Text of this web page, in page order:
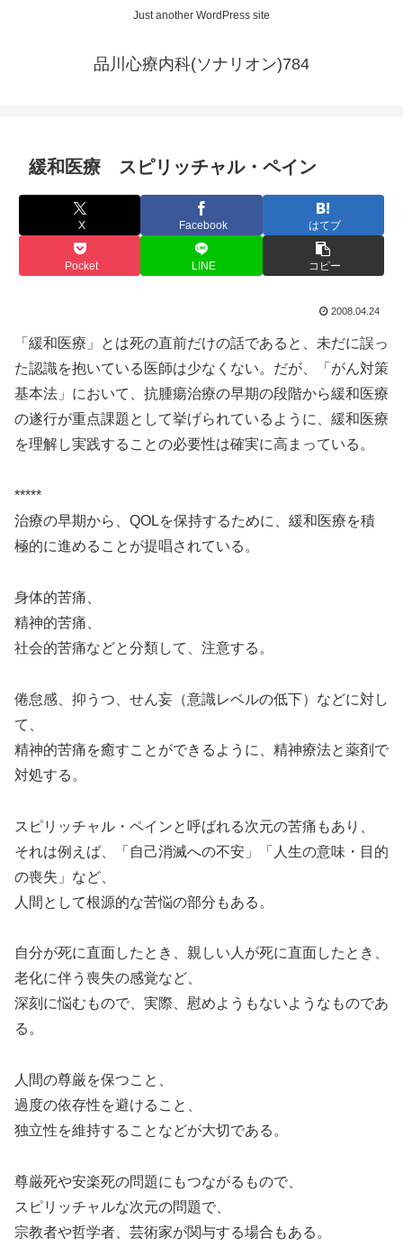
Just another WordPress site
品川心療内科(ソナリオン)784
緩和医療 スピリッチャル・ペイン
X Facebook はてブ
Pocket LINE コピー
2008.04.24
「緩和医療」とは死の直前だけの話であると、未だに誤っ
た認識を抱いている医師は少なくない。だが、「がん対策
基本法」において、抗腫瘍治療の早期の段階から緩和医療
の遂行が重点課題として挙げられているように、緩和医療
を理解し実践することの必要性は確実に高まっている。
*****
治療の早期から、QOLを保持するために、緩和医療を積
極的に進めることが提唱されている。
身体的苦痛、
精神的苦痛、
社会的苦痛などと分類して、注意する。
倦怠感、抑うつ、せん妄（意識レベルの低下）などに対し
て、
精神的苦痛を癒すことができるように、精神療法と薬剤で
対処する。
スピリッチャル・ペインと呼ばれる次元の苦痛もあり、
それは例えば、「自己消滅への不安」「人生の意味・目的
の喪失」など、
人間として根源的な苦悩の部分もある。
自分が死に直面したとき、親しい人が死に直面したとき、
老化に伴う喪失の感覚など、
深刻に悩むもので、実際、慰めようもないようなものであ
る。
人間の尊厳を保つこと、
過度の依存性を避けること、
独立性を維持することなどが大切である。
尊厳死や安楽死の問題にもつながるもので、
スピリッチャルな次元の問題で、
宗教者や哲学者、芸術家が関与する場合もある。